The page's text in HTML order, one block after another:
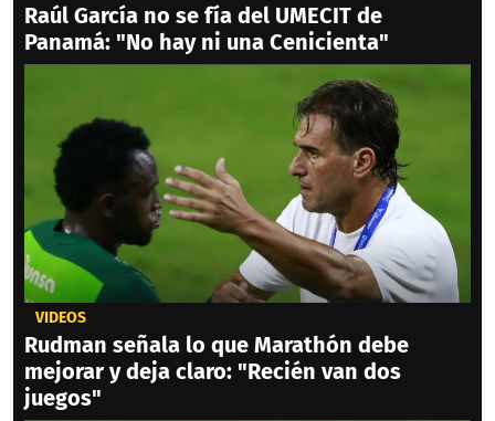
Raúl García no se fía del UMECIT de
Panamá: "No hay ni una Cenicienta"
VIDEOS
Rudman señala lo que Marathón debe
mejorar y deja claro: "Recién van dos
juegos"